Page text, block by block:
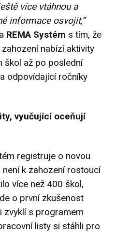
více vtáhnou a
informace osvojit,“
REMA Systém s tím, že
nabízí aktivity
škol až po poslední
odpovídající ročníky
vyučující oceňují
registruje o novou
k zahození rostoucí
více než 400 škol,
o první zkušenost
zvyklí s programem
listy si stáhli pro